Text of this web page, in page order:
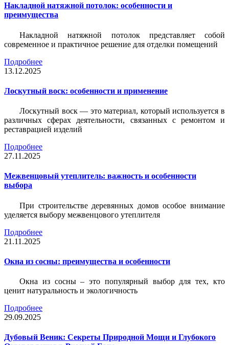
Накладной натяжной потолок: особенности и
преимущества
Накладной натяжной потолок представляет собой
современное и практичное решение для отделки помещений
Подробнее
13.12.2025
Лоскутный воск: особенности и применение
Лоскутный воск — это материал, который используется в
различных сферах деятельности, связанных с ремонтом и
реставрацией изделий
Подробнее
27.11.2025
Межвенцовый утеплитель: важность и особенности
выбора
При строительстве деревянных домов особое внимание
уделяется выбору межвенцового утеплителя
Подробнее
21.11.2025
Окна из сосны: преимущества и особенности
Окна из сосны – это популярный выбор для тех, кто
ценит натуральность и экологичность
Подробнее
29.09.2025
Дубовый Веник: Секреты Природной Мощи и Глубокого